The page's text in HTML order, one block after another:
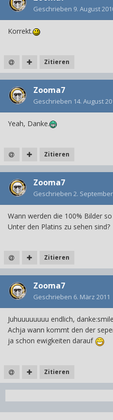
Geschrieben 9. August
Korrekt.
Zitieren
Zooma7
Geschrieben 14. August
Yeah, Danke.
Zitieren
Zooma7
Geschrieben 2.
Wann werden die 100% Bilder
Unter den Platins zu sehen sind?
Zitieren
Zooma7
Geschrieben 6. März 2011
Juhuuuuuuuu endlich,
Achja wann kommt den der
ja schon ewigkeiten darauf
Zitieren